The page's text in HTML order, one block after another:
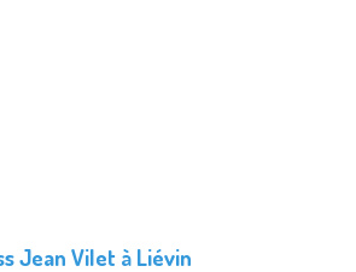
Jean Vilet à Liévin